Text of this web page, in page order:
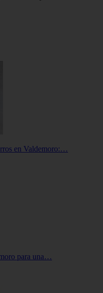
en Valdemoro:…
para una…